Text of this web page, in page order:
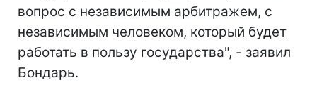
вопрос с независимым арбитражем, с
независимым человеком, который будет
работать в пользу государства", - заявил
Бондарь.